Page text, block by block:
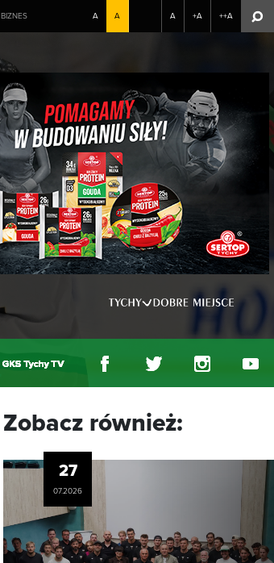
BIZNES A A A +A ++A
Zobacz również:
27
07.2026